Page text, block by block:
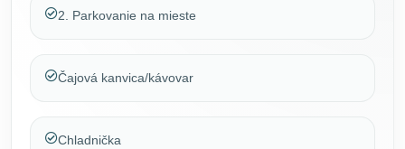
2. Parkovanie na mieste
Čajová kanvica/kávovar
Chladnička